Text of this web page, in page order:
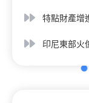
特點財產增
印尼東部火